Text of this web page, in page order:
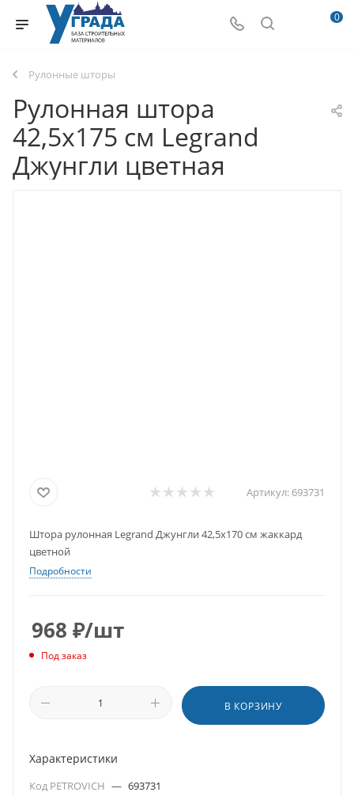
0
Рулонные шторы
Рулонная штора
42,5х175 см Legrand
Джунгли цветная
Артикул: 693731
Штора рулонная Legrand Джунгли 42,5х170 см жаккард
цветной
Подробности
968 ₽/шт
Под заказ
В КОРЗИНУ
Характеристики
Код PETROVICH — 693731